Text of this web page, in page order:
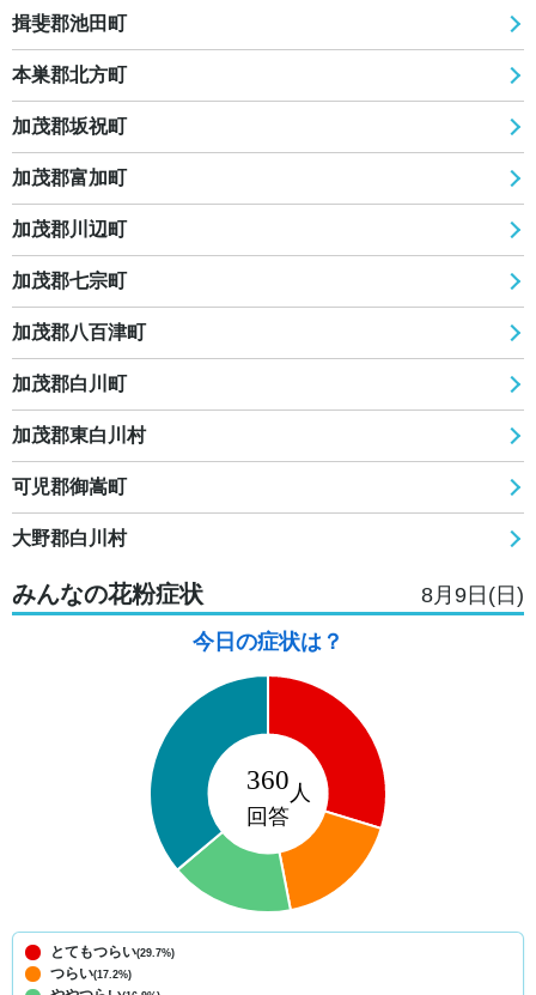
揖斐郡池田町
本巣郡北方町
加茂郡坂祝町
加茂郡富加町
加茂郡川辺町
加茂郡七宗町
加茂郡八百津町
加茂郡白川町
加茂郡東白川村
可児郡御嵩町
大野郡白川村
みんなの花粉症状
8月9日(日)
今日の症状は？
とてもつらい(29.7%)
つらい(17.2%)